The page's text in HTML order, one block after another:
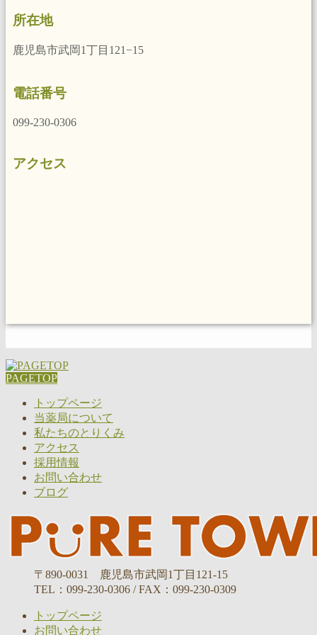
所在地
鹿児島市武岡1丁目121−15
電話番号
099-230-0306
アクセス
PAGETOP
トップページ
当薬局について
私たちのとりくみ
アクセス
採用情報
お問い合わせ
ブログ
〒890-0031 鹿児島市武岡1丁目121-15
TEL：099-230-0306 / FAX：099-230-0309
トップページ
お問い合わせ